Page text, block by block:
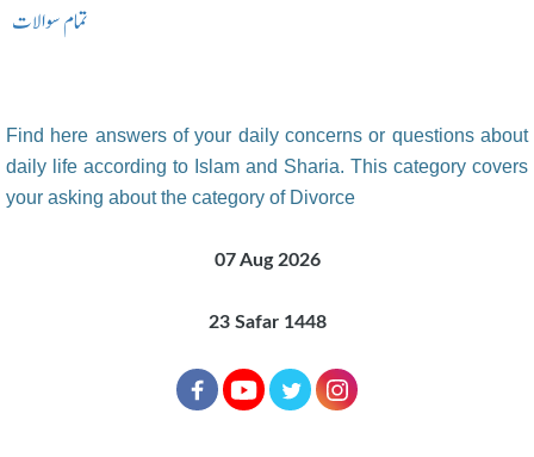
تمام سوالات
Find here answers of your daily concerns or questions about
daily life according to Islam and Sharia. This category covers
your asking about the category of Divorce
07 Aug 2026
23 Safar 1448